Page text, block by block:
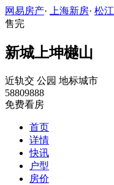
网易房产· 上海新房· 松江
售完
新城上坤樾山
近轨交 公园 地标城市
58809888
免费看房
首页
详情
快讯
户型
房价